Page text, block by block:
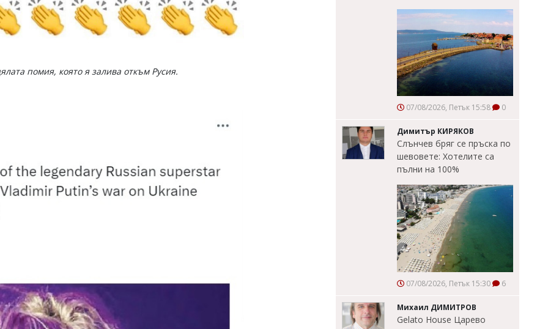
помия, която я залива откъм Русия.
07/08/2026, Петък 15:58 0
Димитър КИРЯКОВ
Слънчев бряг се пръска по
шевовете: Хотелите са
пълни на 100%
07/08/2026, Петък 15:30 6
Михаил ДИМИТРОВ
Gelato House Царево